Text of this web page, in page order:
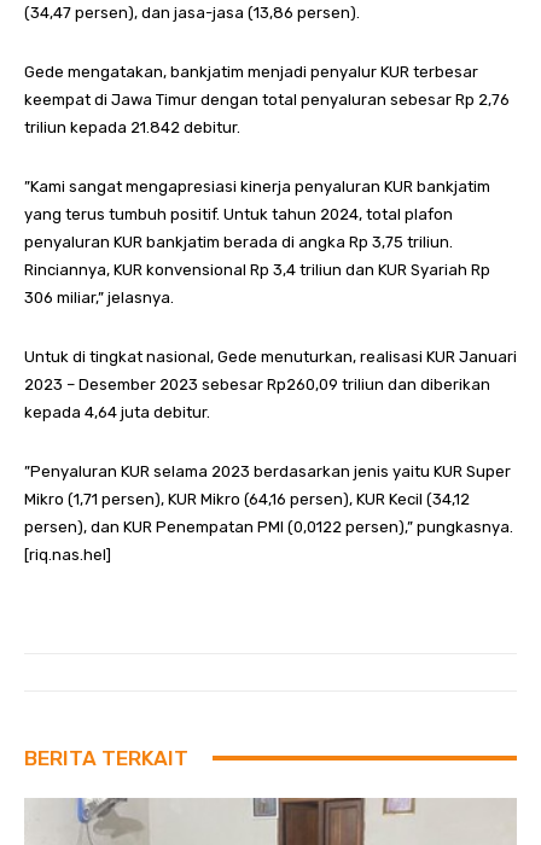
(34,47 persen), dan jasa-jasa (13,86 persen).
Gede mengatakan, bankjatim menjadi penyalur KUR terbesar
keempat di Jawa Timur dengan total penyaluran sebesar Rp 2,76
triliun kepada 21.842 debitur.
”Kami sangat mengapresiasi kinerja penyaluran KUR bankjatim
yang terus tumbuh positif. Untuk tahun 2024, total plafon
penyaluran KUR bankjatim berada di angka Rp 3,75 triliun.
Rinciannya, KUR konvensional Rp 3,4 triliun dan KUR Syariah Rp
306 miliar,” jelasnya.
Untuk di tingkat nasional, Gede menuturkan, realisasi KUR Januari
2023 – Desember 2023 sebesar Rp260,09 triliun dan diberikan
kepada 4,64 juta debitur.
”Penyaluran KUR selama 2023 berdasarkan jenis yaitu KUR Super
Mikro (1,71 persen), KUR Mikro (64,16 persen), KUR Kecil (34,12
persen), dan KUR Penempatan PMI (0,0122 persen),” pungkasnya.
[riq.nas.hel]
BERITA TERKAIT